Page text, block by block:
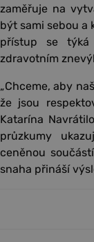
zaměřuje na
být sami sebou a
přístup se týká
zdravotním
„Chceme, aby
že jsou
Katarína
průzkumy
ceněnou
snaha přináší